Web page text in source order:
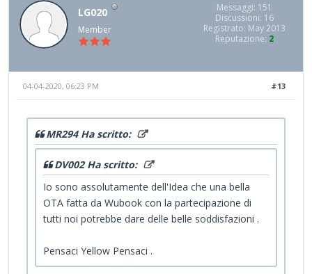
LG020
Member
Messaggi: 151
Discussioni: 16
Registrato: May 2013
Reputazione: 2
#13
04-04-2020, 06:23 PM
MR294 Ha scritto:
DV002 Ha scritto:
Io sono assolutamente dell'Idea che una bella
OTA fatta da Wubook con la partecipazione di
tutti noi potrebbe dare delle belle soddisfazioni .
Pensaci Yellow Pensaci .